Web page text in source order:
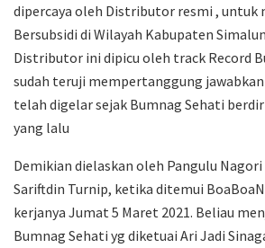
dipercaya oleh Distributor resmi , untuk
Bersubsidi di Wilayah Kabupaten
Distributor ini dipicu oleh track Record
sudah teruji mempertanggung
telah digelar sejak Bumnag Sehati
yang lalu
Demikian dielaskan oleh Pangulu
Sariftdin Turnip, ketika ditemui
kerjanya Jumat 5 Maret 2021. Beliau
Bumnag Sehati yg diketuai Ari Jadi